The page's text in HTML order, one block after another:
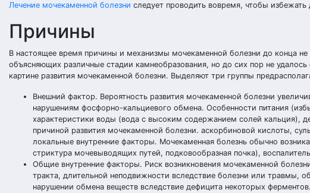
Лечение мочекаменной болезни следует проводить вовремя, чтобы избежать
Причины
В настоящее время причины и механизмы мочекаменной болезни до конца
объясняющих различные стадии камнеобразования, но до сих пор не
картине развития мочекаменной болезни. Выделяют три группы
Внешний фактор. Вероятность развития мочекаменной болезни
нарушениям фосфорно-кальциевого обмена. Особенности питания
характеристики воды (вода с высоким содержанием солей кальция),
причиной развития мочекаменной болезни. аскорбиновой кислоты,
локальные внутренние факторы. Мочекаменная болезнь обычно
стриктура мочевыводящих путей, подковообразная почка),
Общие внутренние факторы. Риск возникновения мочекаменной
тракта, длительной неподвижности вследствие болезни или травмы,
нарушении обмена веществ вследствие дефицита некоторых ферментов.